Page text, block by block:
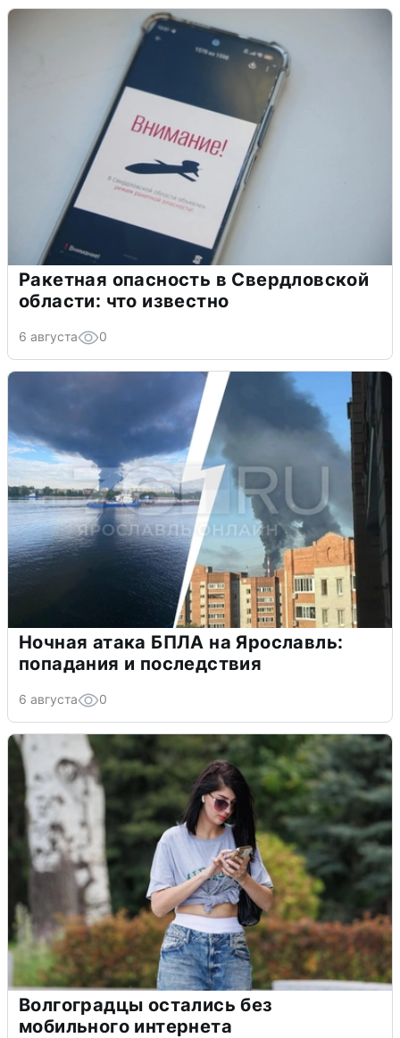
Ракетная опасность в Свердловской
области: что известно
6 августа 0
Ночная атака БПЛА на Ярославль:
попадания и последствия
6 августа 0
Волгоградцы остались без
мобильного интернета